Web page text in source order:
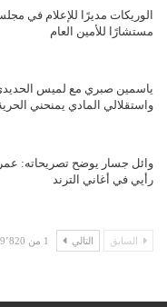
الوريكات مديرًا للإعلام في
مستشارًا للأمين العام
ياسمين صبري مع لميس
واستقلالي المادي يمنحني
وائل جسار يوضح تصريحاته:
رأيي في أغاني الترند
السابق التالي 1 من 9٬820